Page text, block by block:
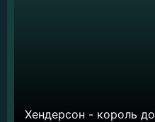
Хендерсон - король